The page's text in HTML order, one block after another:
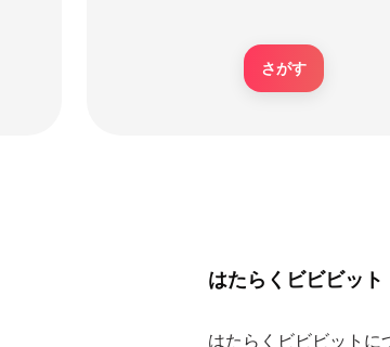
さがす
はたらくビビビット
はたらくビビビットに